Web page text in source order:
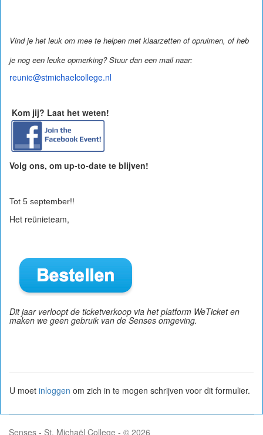
Vind je het leuk om mee te helpen met klaarzetten of opruimen, of heb
je nog een leuke opmerking? Stuur dan een mail naar:
reunie@stmichaelcollege.nl
Kom jij? Laat het weten!
Volg ons, om up-to-date te blijven!
Tot 5 september!!
Het reünieteam,
Dit jaar verloopt de ticketverkoop via het platform WeTicket en
maken we geen gebruik van de Senses omgeving.
U moet inloggen om zich in te mogen schrijven voor dit formulier.
Senses - St. Michaël College - © 2026